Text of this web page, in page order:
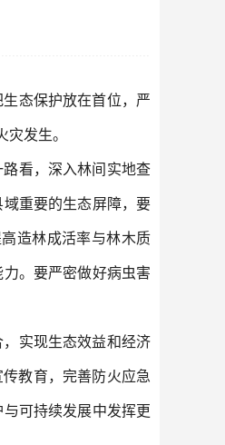
态保护放在首位，严
发生。
看，深入林间实地查
重要的生态屏障，要
造林成活率与林木质
。要严密做好病虫害
实现生态效益和经济
教育，完善防火应急
可持续发展中发挥更